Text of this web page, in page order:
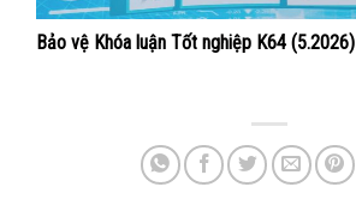
Bảo vệ Khóa luận Tốt nghiệp K64 (5.2026)